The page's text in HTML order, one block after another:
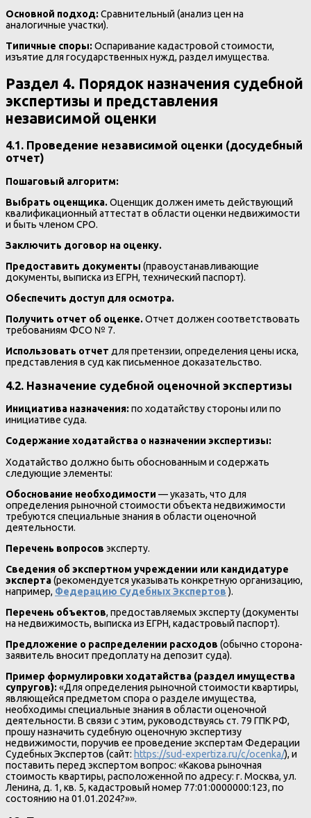
Основной подход:Сравнительный (анализ цен на
аналогичные участки).
Типичные споры:Оспаривание кадастровой стоимости,
изъятие для государственных нужд, раздел имущества.
Раздел 4. Порядок назначения судебной
экспертизы и представления
независимой оценки
4.1. Проведение независимой оценки (досудебный
отчет)
Пошаговый алгоритм:
Выбрать оценщика.Оценщик должен иметь действующий
квалификационный аттестат в области оценки недвижимости
и быть членом СРО.
Заключить договор на оценку.
Предоставить документы (правоустанавливающие
документы, выписка из ЕГРН, технический паспорт).
Обеспечить доступ для осмотра.
Получить отчет об оценке.Отчет должен соответствовать
требованиям ФСО № 7.
Использовать отчет для претензии, определения цены иска,
представления в суд как письменное доказательство.
4.2. Назначение судебной оценочной экспертизы
Инициатива назначения:по ходатайству стороны или по
инициативе суда.
Содержание ходатайства о назначении экспертизы:
Ходатайство должно быть обоснованным и содержать
следующие элементы:
Обоснование необходимости — указать, что для
определения рыночной стоимости объекта недвижимости
требуются специальные знания в области оценочной
деятельности.
Перечень вопросов эксперту.
Сведения об экспертном учреждении или кандидатуре
эксперта(рекомендуется указывать конкретную организацию,
например, Федерацию Судебных Экспертов ).
Перечень объектов, предоставляемых эксперту (документы
на недвижимость, выписка из ЕГРН, кадастровый паспорт).
Предложение о распределении расходов (обычно сторона-
заявитель вносит предоплату на депозит суда).
Пример формулировки ходатайства (раздел имущества
супругов):«Для определения рыночной стоимости квартиры,
являющейся предметом спора о разделе имущества,
необходимы специальные знания в области оценочной
деятельности. В связи с этим, руководствуясь ст. 79 ГПК РФ,
прошу назначить судебную оценочную экспертизу
недвижимости, поручив ее проведение экспертам Федерации
Судебных Экспертов (сайт: https://sud-expertiza.ru/c/ocenka/), и
поставить перед экспертом вопрос: «Какова рыночная
стоимость квартиры, расположенной по адресу: г. Москва, ул.
Ленина, д. 1, кв. 5, кадастровый номер 77:01:0000000:123, по
состоянию на 01.01.2024?»».